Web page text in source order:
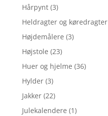
Hårpynt (3)
Heldragter og køredragter
Højdemålere (3)
Højstole (23)
Huer og hjelme (36)
Hylder (3)
Jakker (22)
Julekalendere (1)